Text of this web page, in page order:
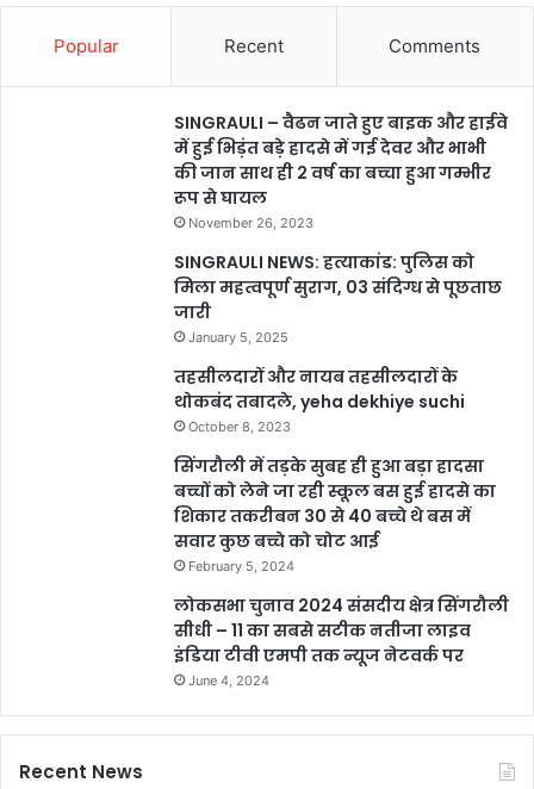
Popular Recent Comments
SINGRAULI – वैढन जाते हुए बाइक और हाईवे
में हुई भिड़ंत बड़े हादसे में गई देवर और भाभी
की जान साथ ही 2 वर्ष का बच्चा हुआ गम्भीर
रूप से घायल
November 26, 2023
SINGRAULI NEWS: हत्याकांड: पुलिस को
मिला महत्वपूर्ण सुराग, 03 संदिग्ध से पूछताछ
जारी
January 5, 2025
तहसीलदारों और नायब तहसीलदारों के
थोकबंद तबादले, yeha dekhiye suchi
October 8, 2023
सिंगरौली में तड़के सुबह ही हुआ बड़ा हादसा
बच्चों को लेने जा रही स्कूल बस हुई हादसे का
शिकार तकरीबन 30 से 40 बच्चे थे बस में
सवार कुछ बच्चे को चोट आई
February 5, 2024
लोकसभा चुनाव 2024 संसदीय क्षेत्र सिंगरौली
सीधी – 11 का सबसे सटीक नतीजा लाइव
इंडिया टीवी एमपी तक न्यूज नेटवर्क पर
June 4, 2024
Recent News